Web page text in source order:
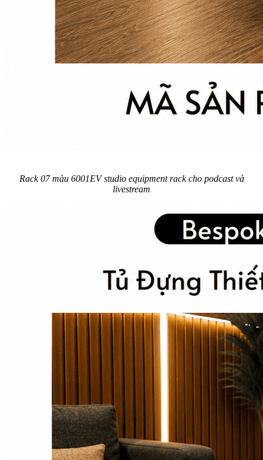
Rack 07 màu 6001EV studio equipment rack cho podcast và
livestream